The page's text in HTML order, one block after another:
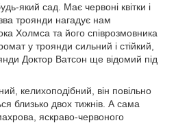
який сад. Має червоні квітки і
троянди нагадує нам
Холмса та його співрозмовника
у троянди сильний і стійкий,
Доктор Ватсон ще відомий під
келихоподібний, він повільно
близько двох тижнів. А сама
яскраво-червоного